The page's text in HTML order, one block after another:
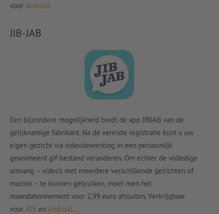
voor Android.
JIB-JAB
Een bijzondere mogelijkheid biedt de app JIBJAB van de
gelijknamige fabrikant. Na de vereiste registratie kunt u uw
eigen gezicht via videobewerking in een persoonlijk
geanimeerd gif-bestand veranderen. Om echter de volledige
omvang – video’s met meerdere verschillende gezichten of
muziek – te kunnen gebruiken, moet men het
maandabonnement voor 2,99 euro afsluiten. Verkrijgbaar
voor IOS en Android.